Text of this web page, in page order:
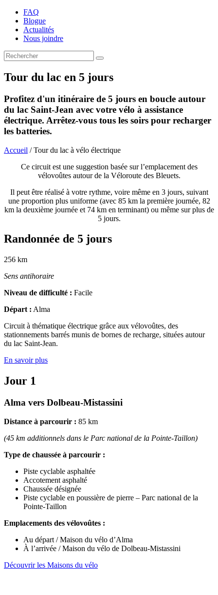
FAQ
Blogue
Actualités
Nous joindre
Tour du lac en 5 jours
Profitez d'un itinéraire de 5 jours en boucle autour
du lac Saint-Jean avec votre vélo à assistance
électrique. Arrêtez-vous tous les soirs pour recharger
les batteries.
Accueil / Tour du lac à vélo électrique
Ce circuit est une suggestion basée sur l’emplacement des
vélovoûtes autour de la Véloroute des Bleuets.
Il peut être réalisé à votre rythme, voire même en 3 jours, suivant
une proportion plus uniforme (avec 85 km la première journée, 82
km la deuxième journée et 74 km en terminant) ou même sur plus de
5 jours.
Randonnée de 5 jours
256 km
Sens antihoraire
Niveau de difficulté : Facile
Départ : Alma
Circuit à thématique électrique grâce aux vélovoûtes, des
stationnements barrés munis de bornes de recharge, situées autour
du lac Saint-Jean.
En savoir plus
Jour 1
Alma vers Dolbeau-Mistassini
Distance à parcourir : 85 km
(45 km additionnels dans le Parc national de la Pointe-Taillon)
Type de chaussée à parcourir :
Piste cyclable asphaltée
Accotement asphalté
Chaussée désignée
Piste cyclable en poussière de pierre – Parc national de la
Pointe-Taillon
Emplacements des vélovoûtes :
Au départ / Maison du vélo d’Alma
À l’arrivée / Maison du vélo de Dolbeau-Mistassini
Découvrir les Maisons du vélo